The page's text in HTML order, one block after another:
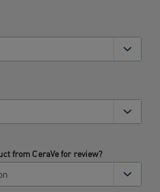
from CeraVe for review?